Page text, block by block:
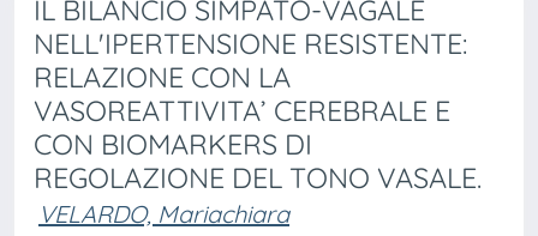
IL BILANCIO SIMPATO-VAGALE
NELL'IPERTENSIONE RESISTENTE:
RELAZIONE CON LA
VASOREATTIVITA’ CEREBRALE E
CON BIOMARKERS DI
REGOLAZIONE DEL TONO VASALE.
VELARDO, Mariachiara